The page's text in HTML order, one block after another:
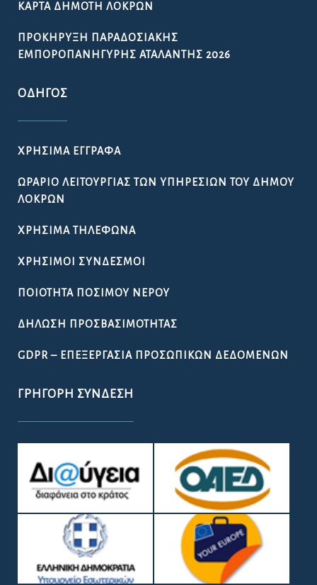
ΚΆΡΤΑ ΔΗΜΌΤΗ ΛΟΚΡΏΝ
ΠΡΟΚΉΡΥΞΗ ΠΑΡΑΔΟΣΙΑΚΉΣ
ΕΜΠΟΡΟΠΑΝΉΓΥΡΗΣ ΑΤΑΛΆΝΤΗΣ 2026
ΟΔΗΓΌΣ
ΧΡΉΣΙΜΑ ΈΓΓΡΑΦΑ
ΩΡΆΡΙΟ ΛΕΙΤΟΥΡΓΊΑΣ ΤΩΝ ΥΠΗΡΕΣΙΏΝ ΤΟΥ ΔΉΜΟΥ
ΛΟΚΡΏΝ
ΧΡΉΣΙΜΑ ΤΗΛΈΦΩΝΑ
ΧΡΉΣΙΜΟΙ ΣΎΝΔΕΣΜΟΙ
ΠΟΙΌΤΗΤΑ ΠΌΣΙΜΟΥ ΝΕΡΟΎ
ΔΉΛΩΣΗ ΠΡΟΣΒΑΣΙΜΌΤΗΤΑΣ
GDPR – ΕΠΕΞΕΡΓΑΣΙΑ ΠΡΟΣΩΠΙΚΩΝ ΔΕΔΟΜΕΝΩΝ
ΓΡΉΓΟΡΗ ΣΎΝΔΕΣΗ